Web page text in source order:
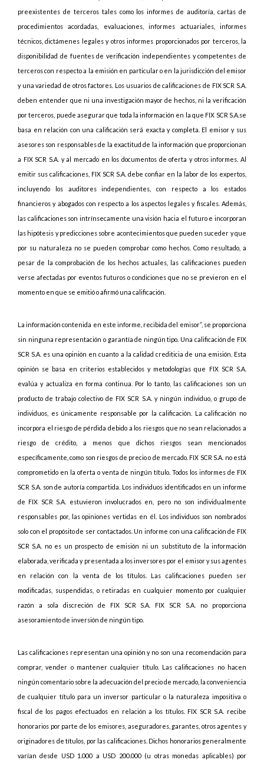
preexistentes de terceros tales como los informes de auditoría, cartas de
procedimientos acordadas, evaluaciones, informes actuariales, informes
técnicos, dictámenes legales y otros informes proporcionados por terceros, la
disponibilidad de fuentes de verificación independientes y competentes de
terceros con respecto a la emisión en particular o en la jurisdicción del emisor
y una variedad de otros factores. Los usuarios de calificaciones de FIX SCR S.A.
deben entender que ni una investigación mayor de hechos, ni la verificación
por terceros, puede asegurar que toda la información en la que FIX SCR S.A.se
basa en relación con una calificación será exacta y completa. El emisor y sus
asesores son responsables de la exactitud de la información que proporcionan
a FIX SCR S.A. y al mercado en los documentos de oferta y otros informes. Al
emitir sus calificaciones, FIX SCR S.A. debe confiar en la labor de los expertos,
incluyendo los auditores independientes, con respecto a los estados
financieros y abogados con respecto a los aspectos legales y fiscales. Además,
las calificaciones son intrínsecamente una visión hacia el futuro e incorporan
las hipótesis y predicciones sobre acontecimientos que pueden suceder y que
por su naturaleza no se pueden comprobar como hechos. Como resultado, a
pesar de la comprobación de los hechos actuales, las calificaciones pueden
verse afectadas por eventos futuros o condiciones que no se previeron en el
momento en que se emitió o afirmó una calificación.
La información contenida en este informe, recibida del emisor”, se proporciona
sin ninguna representación o garantía de ningún tipo. Una calificación de FIX
SCR S.A. es una opinión en cuanto a la calidad crediticia de una emisión. Esta
opinión se basa en criterios establecidos y metodologías que FIX SCR S.A.
evalúa y actualiza en forma continua. Por lo tanto, las calificaciones son un
producto de trabajo colectivo de FIX SCR S.A. y ningún individuo, o grupo de
individuos, es únicamente responsable por la calificación. La calificación no
incorpora el riesgo de pérdida debido a los riesgos que no sean relacionados a
riesgo de crédito, a menos que dichos riesgos sean mencionados
específicamente, como son riesgos de precio o de mercado. FIX SCR S.A. no está
comprometido en la oferta o venta de ningún título. Todos los informes de FIX
SCR S.A. son de autoría compartida. Los individuos identificados en un informe
de FIX SCR S.A. estuvieron involucrados en, pero no son individualmente
responsables por, las opiniones vertidas en él. Los individuos son nombrados
solo con el propósito de ser contactados. Un informe con una calificación de FIX
SCR S.A. no es un prospecto de emisión ni un substituto de la información
elaborada, verificada y presentada a los inversores por el emisor y sus agentes
en relación con la venta de los títulos. Las calificaciones pueden ser
modificadas, suspendidas, o retiradas en cualquier momento por cualquier
razón a sola discreción de FIX SCR S.A. FIX SCR S.A. no proporciona
asesoramiento de inversión de ningún tipo.
Las calificaciones representan una opinión y no son una recomendación para
comprar, vender o mantener cualquier título. Las calificaciones no hacen
ningún comentario sobre la adecuación del precio de mercado, la conveniencia
de cualquier título para un inversor particular o la naturaleza impositiva o
fiscal de los pagos efectuados en relación a los títulos. FIX SCR S.A. recibe
honorarios por parte de los emisores, aseguradores, garantes, otros agentes y
originadores de títulos, por las calificaciones. Dichos honorarios generalmente
varían desde USD 1.000 a USD 200.000 (u otras monedas aplicables) por